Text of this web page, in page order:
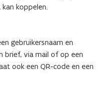
koppelen.
gebruikersnaam en
brief, via mail of op een
ook een QR-code en een